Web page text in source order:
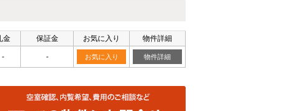
金 保証金 お気に入り 物件詳細
- - お気に入り 物件詳細